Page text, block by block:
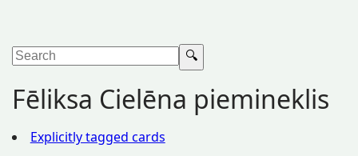
Fēliksa Cielēna piemineklis
Explicitly tagged cards